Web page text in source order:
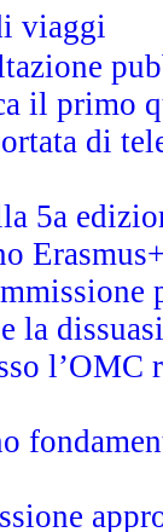
viaggi
il primo
di
5a
la